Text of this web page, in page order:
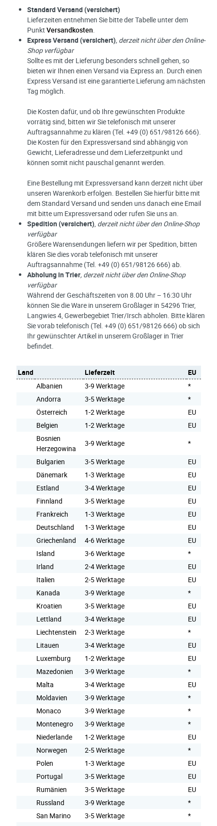
Standard Versand (versichert)
Lieferzeiten entnehmen Sie bitte der Tabelle unter dem
Punkt Versandkosten.
Express Versand (versichert), derzeit nicht über den Online-
Shop verfügbar
Sollte es mit der Lieferung besonders schnell gehen, so
bieten wir Ihnen einen Versand via Express an. Durch einen
Express Versand ist eine garantierte Lieferung am nächsten
Tag möglich.
Die Kosten dafür, und ob Ihre gewünschten Produkte
vorrätig sind, bitten wir Sie telefonisch mit unserer
Auftragsannahme zu klären (Tel. +49 (0) 651/98126 666).
Die Kosten für den Expressversand sind abhängig von
Gewicht, Lieferadresse und dem Lieferzeitpunkt und
können somit nicht pauschal genannt werden.
Eine Bestellung mit Expressversand kann derzeit nicht über
unseren Warenkorb erfolgen. Bestellen Sie hierfür bitte mit
dem Standard Versand und senden uns danach eine Email
mit bitte um Expressversand oder rufen Sie uns an.
Spedition (versichert), derzeit nicht über den Online-Shop
verfügbar
Größere Warensendungen liefern wir per Spedition, bitten
klären Sie dies vorab telefonisch mit unserer
Auftragsannahme (Tel. +49 (0) 651/98126 666) ab.
Abholung in Trier, derzeit nicht über den Online-Shop
verfügbar
Während der Geschäftszeiten von 8.00 Uhr – 16:30 Uhr
können Sie die Ware in unserem Großlager in 54296 Trier,
Langwies 4, Gewerbegebiet Trier/Irsch abholen. Bitte klären
Sie vorab telefonisch (Tel. +49 (0) 651/98126 666) ob sich
Ihr gewünschter Artikel in unserem Großlager in Trier
befindet.
Land Lieferzeit
EU
Albanien
3-9 Werktage
*
Andorra
3-5 Werktage
*
Österreich
1-2 Werktage
EU
Belgien
1-2 Werktage
EU
Bosnien
Herzegowina
3-9 Werktage
*
Bulgarien
3-5 Werktage
EU
Dänemark
1-3 Werktage
EU
Estland
3-4 Werktage
EU
Finnland
3-5 Werktage
EU
Frankreich
1-3 Werktage
EU
Deutschland
1-3 Werktage
EU
Griechenland
4-6 Werktage
EU
Island
3-6 Werktage
*
Irland
2-4 Werktage
EU
Italien
2-5 Werktage
EU
Kanada
3-9 Werktage
*
Kroatien
3-5 Werktage
EU
Lettland
3-4 Werktage
EU
Liechtenstein
2-3 Werktage
*
Litauen
3-4 Werktage
EU
Luxemburg
1-2 Werktage
EU
Mazedonien
3-9 Werktage
*
Malta
3-4 Werktage
EU
Moldavien
3-9 Werktage
*
Monaco
3-9 Werktage
*
Montenegro
3-9 Werktage
*
Niederlande
1-2 Werktage
EU
Norwegen
2-5 Werktage
*
Polen
1-3 Werktage
EU
Portugal
3-5 Werktage
EU
Rumänien
3-5 Werktage
EU
Russland
3-9 Werktage
*
San Marino
3-5 Werktage
*